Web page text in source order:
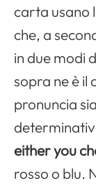
carta usano
che, a
in due modi
sopra ne è il
pronuncia sia
either you
rosso o blu.